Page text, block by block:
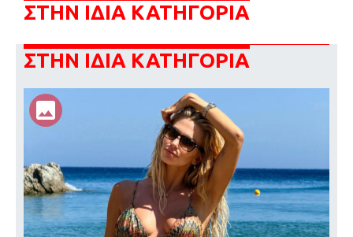
ΣΤΗΝ ΙΔΙΑ ΚΑΤΗΓΟΡΙΑ
ΣΤΗΝ ΙΔΙΑ ΚΑΤΗΓΟΡΙΑ